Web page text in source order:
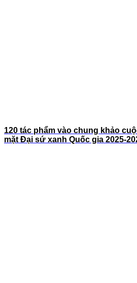
120 tác phẩm vào chung khảo
mặt Đại sứ xanh Quốc gia 2025-